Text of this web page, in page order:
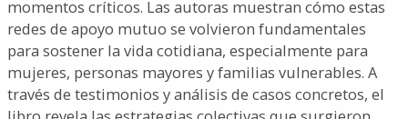
momentos críticos. Las autoras muestran cómo estas
redes de apoyo mutuo se volvieron fundamentales
para sostener la vida cotidiana, especialmente para
mujeres, personas mayores y familias vulnerables. A
través de testimonios y análisis de casos concretos, el